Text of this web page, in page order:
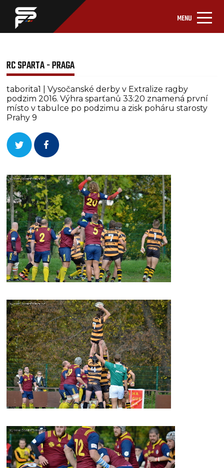
MENU
RC SPARTA - PRAGA
taborita1 | Vysočanské derby v Extralize ragby
podzim 2016. Výhra sparťanů 33:20 znamená první
místo v tabulce po podzimu a zisk poháru starosty
Prahy 9